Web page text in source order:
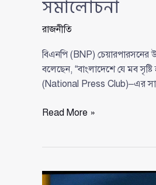
সমালোচনা
রাজনীতি
বিএনপি (BNP)
বলেছেন, “বাংলাদেশে যে মব
(National Press Club)–এর
‘মবের
শেখ
Read More »